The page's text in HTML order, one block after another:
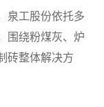
泉工股份依托多
围绕粉煤灰、炉
砖整体解决方